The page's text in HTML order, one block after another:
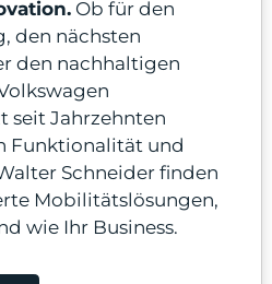
Ob für den
den nächsten
den nachhaltigen
seit Jahrzehnten
Funktionalität und
Schneider finden
Mobilitätslösungen,
wie Ihr Business.